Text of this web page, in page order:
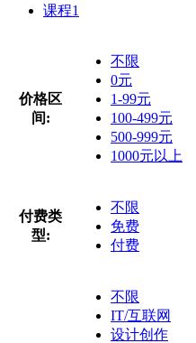
课程1
价格区
间:
不限
0元
1-99元
100-499元
500-999元
1000元以上
付费类
型:
不限
免费
付费
不限
IT/互联网
设计创作